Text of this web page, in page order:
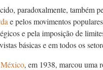
paradoxalmente, também
e pelos movimentos
e pela imposição de
básicas e em todos os
México, em 1938, marcou uma